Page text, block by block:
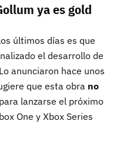
ya es gold
últimos días es que
el desarrollo de
anunciaron hace unos
que esta obra no
lanzarse el próximo
One y Xbox Series